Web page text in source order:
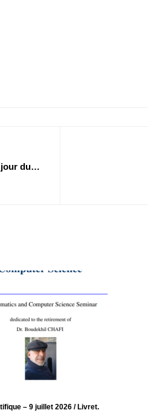
du
– 9 juillet 2026 / Livret.